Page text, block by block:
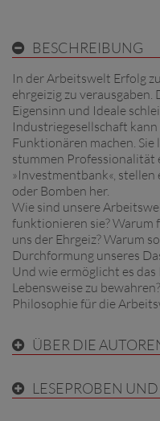
BESCHREIBUNG
In der Arbeitswelt Erfolg
ehrgeizig zu verausgaben.
Eigensinn und Ideale
Industriegesellschaft
Funktionären machen.
stummen Professionalität
»Investmentbank«,
oder Bomben her.
Wie sind unsere
funktionieren sie? Warum
uns der Ehrgeiz? Warum
Durchformung unseres
Und wie ermöglicht es
Lebensweise zu
Philosophie für die
ÜBER DIE
LESEPROBEN